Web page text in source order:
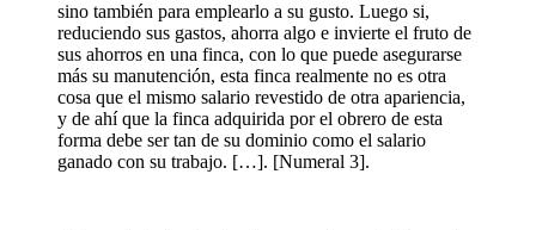
sino también para emplearlo a su gusto. Luego si,
reduciendo sus gastos, ahorra algo e invierte el fruto de
sus ahorros en una finca, con lo que puede asegurarse
más su manutención, esta finca realmente no es otra
cosa que el mismo salario revestido de otra apariencia,
y de ahí que la finca adquirida por el obrero de esta
forma debe ser tan de su dominio como el salario
ganado con su trabajo. […]. [Numeral 3].